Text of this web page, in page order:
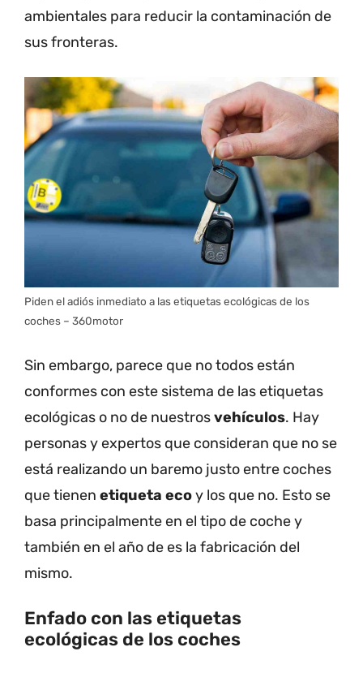
ambientales para reducir la contaminación de
sus fronteras.
Piden el adiós inmediato a las etiquetas ecológicas de los
coches – 360motor
Sin embargo, parece que no todos están
conformes con este sistema de las etiquetas
ecológicas o no de nuestrosvehículos. Hay
personas y expertos que consideran que no se
está realizando un baremo justo entre coches
que tienen etiqueta ecoy los que no. Esto se
basa principalmente en el tipo de coche y
también en el año de es la fabricación del
mismo.
Enfado con las etiquetas
ecológicas de los coches